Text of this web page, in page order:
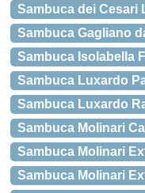
Sambuca dei Cesari
Sambuca Gagliano
Sambuca Isolabella
Sambuca Luxardo
Sambuca Luxardo
Sambuca Molinari
Sambuca Molinari
Sambuca Molinari